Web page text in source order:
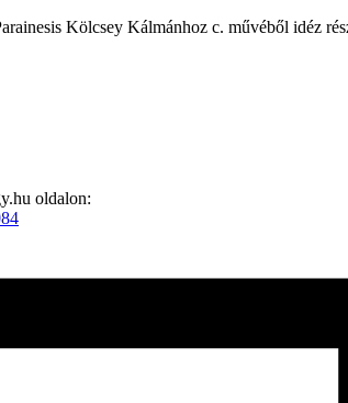
Kölcsey Kálmánhoz c. művéből idéz
oldalon: